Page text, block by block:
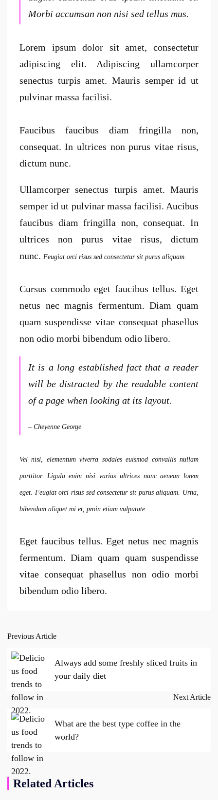
Morbi accumsan non nisi sed tellus mus.
Lorem ipsum dolor sit amet, consectetur
adipiscing elit. Adipiscing ullamcorper
senectus turpis amet. Mauris semper id ut
pulvinar massa facilisi.
Faucibus faucibus diam fringilla non,
consequat. In ultrices non purus vitae risus,
dictum nunc.
Ullamcorper senectus turpis amet. Mauris
semper id ut pulvinar massa facilisi. Aucibus
faucibus diam fringilla non, consequat. In
ultrices non purus vitae risus, dictum
nunc. Feugiat orci risus sed consectetur sit purus aliquam.
Cursus commodo eget faucibus tellus. Eget
netus nec magnis fermentum. Diam quam
quam suspendisse vitae consequat phasellus
non odio morbi bibendum odio libero.
It is a long established fact that a reader
will be distracted by the readable content
of a page when looking at its layout.
– Cheyenne George
Vel nisl, elementum viverra sodales euismod convallis nullam
porttitor. Ligula enim nisi varius ultrices nunc aenean lorem
eget. Feugiat orci risus sed consectetur sit purus aliquam. Urna,
bibendum aliquet mi et, proin etiam vulputate.
Eget faucibus tellus. Eget netus nec magnis
fermentum. Diam quam quam suspendisse
vitae consequat phasellus non odio morbi
bibendum odio libero.
Post
navigation
Previous Article
Always add some freshly sliced fruits in
your daily diet
Next Article
What are the best type coffee in the
world?
Related Articles